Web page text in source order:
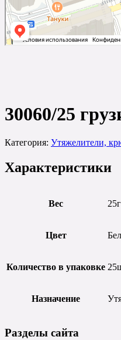
30060/25
Категория: Утяжелители,
Характеристики
Вес 25г
Цвет
Количество в упаковке
Назначение
Разделы сайта